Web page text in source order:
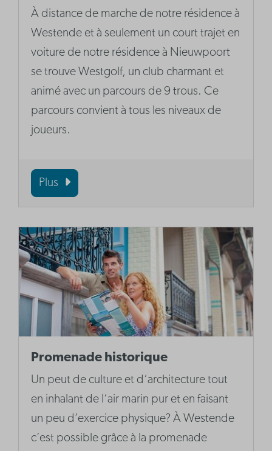
À distance de marche de notre résidence à
Westende et à seulement un court trajet en
voiture de notre résidence à Nieuwpoort
se trouve Westgolf, un club charmant et
animé avec un parcours de 9 trous. Ce
parcours convient à tous les niveaux de
joueurs.
Plus
Promenade historique
Un peut de culture et d‘architecture tout
en inhalant de l‘air marin pur et en faisant
un peu d’exercice physique? À Westende
c’est possible grâce à la promenade